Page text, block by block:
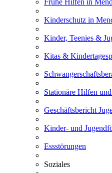
Frühe Hilfen in
Kinderschutz in
Kinder, Teenies &
Kitas &
Stationäre Hilfen
Geschäftsbericht
Kinder- und
Essstörungen
Soziales